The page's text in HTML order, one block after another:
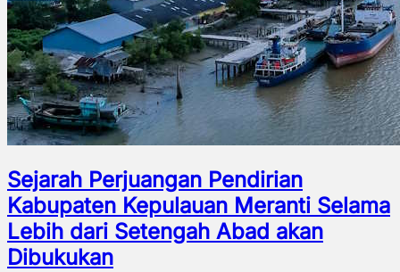
Sejarah Perjuangan Pendirian
Kabupaten Kepulauan Meranti Selama
Lebih dari Setengah Abad akan
Dibukukan